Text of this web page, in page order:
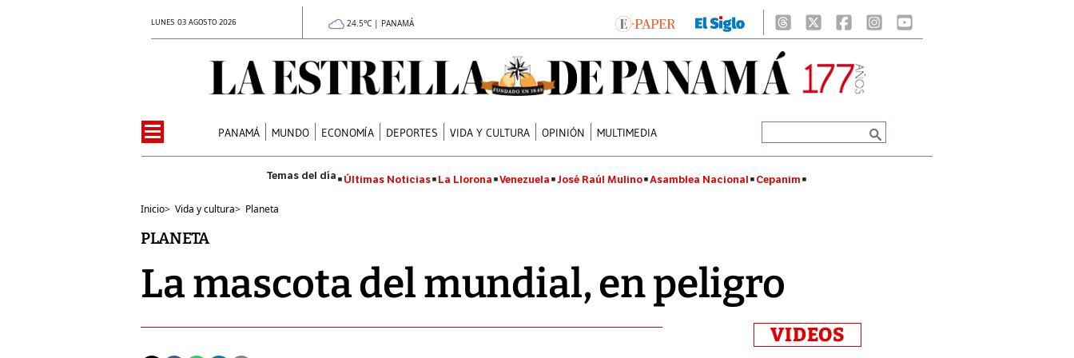
LUNES 03 AGOSTO 2026 24.5°C | PANAMÁ
PANAMÁ MUNDO ECONOMÍA DEPORTES VIDA Y CULTURA OPINIÓN MULTIMEDIA
Últimas Noticias La Llorona Venezuela José Raúl Mulino Asamblea Nacional Cepanim
Inicio> Vida y cultura> Planeta
PLANETA
La mascota del mundial, en peligro
VIDEOS